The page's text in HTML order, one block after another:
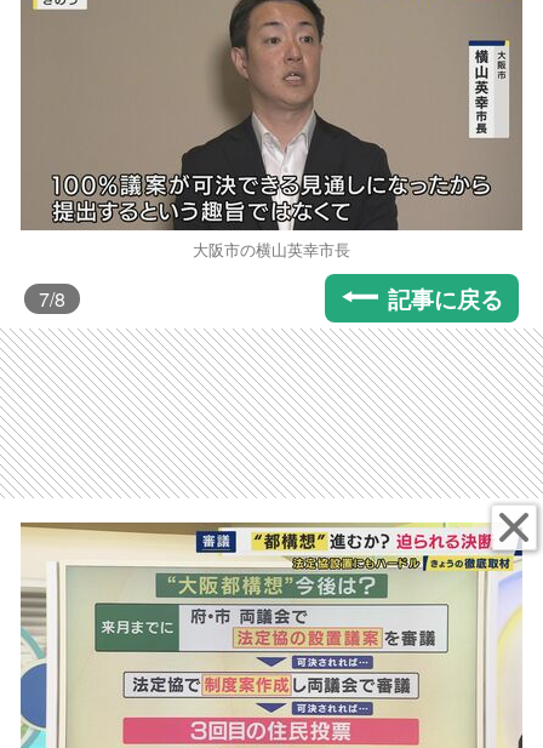
大阪市の横山英幸市長
7/8 記事に戻る